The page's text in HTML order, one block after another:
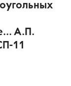
А.П.
11